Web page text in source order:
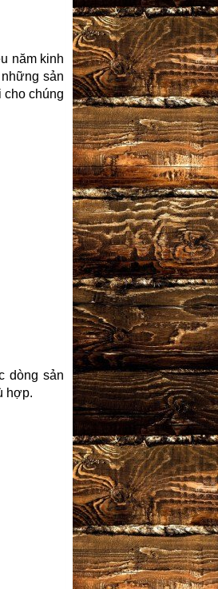
năm kinh
sản
cho chúng
dòng sản
hợp.